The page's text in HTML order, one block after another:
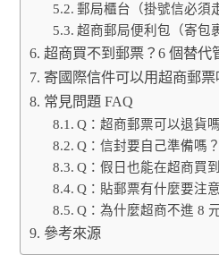
郵局櫃台（掛號信必須
超商郵局便利包（寄包
超商買不到郵票？6 個替代
寄國際信件可以用超商郵票
常見問題 FAQ
Q：超商郵票可以退貨
Q：信封要自己準備嗎？
Q：假日也能在超商買
Q：貼郵票有什麼要注
Q：為什麼超商不進 8
參考來源